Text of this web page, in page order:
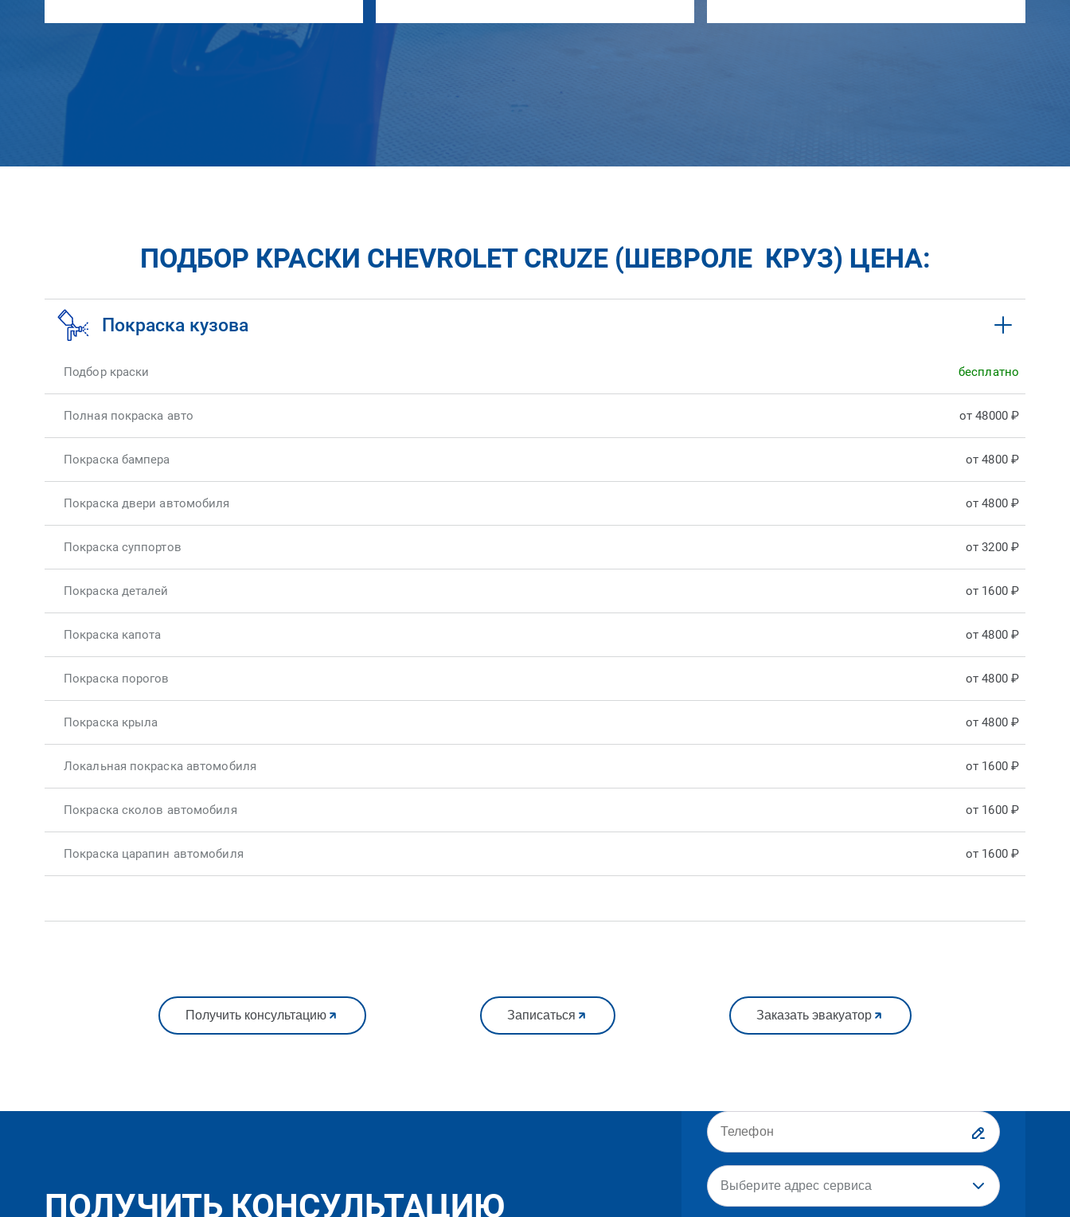
ПОДБОР КРАСКИ CHEVROLET CRUZE (ШЕВРОЛЕ КРУЗ) ЦЕНА:
Покраска кузова
Подбор краски бесплатно
Полная покраска авто от 48000 ₽
Покраска бампера от 4800 ₽
Покраска двери автомобиля от 4800 ₽
Покраска суппортов от 3200 ₽
Покраска деталей от 1600 ₽
Покраска капота от 4800 ₽
Покраска порогов от 4800 ₽
Покраска крыла от 4800 ₽
Локальная покраска автомобиля от 1600 ₽
Покраска сколов автомобиля от 1600 ₽
Покраска царапин автомобиля от 1600 ₽
Получить консультацию Записаться Заказать эвакуатор
ПОЛУЧИТЬ КОНСУЛЬТАЦИЮ
Выберите адрес сервиса